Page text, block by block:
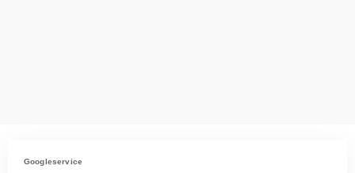
Googleservice